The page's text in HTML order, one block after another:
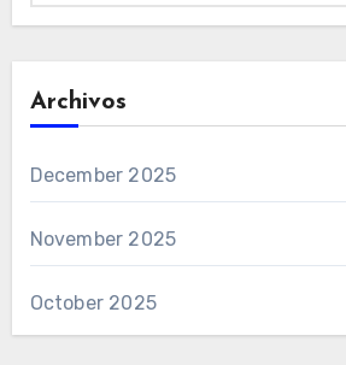
Archivos
December 2025
November 2025
October 2025